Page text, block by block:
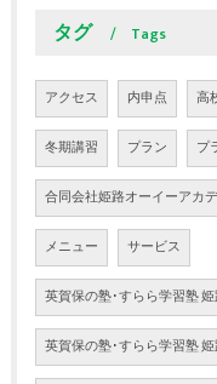
タグ Tags
アクセス 内申点 高
冬期講習 プラン プ
合同会社姫路オーイーアカ
メニュー サービス
英賀保の塾･すらら学習塾
英賀保の塾･すらら学習塾